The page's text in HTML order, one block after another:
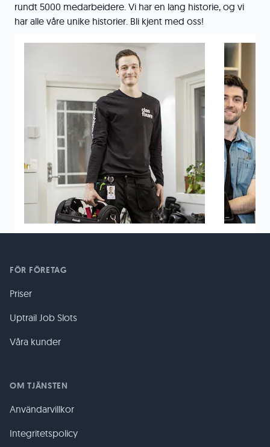
rundt 5000 medarbeidere. Vi har en lang historie, og vi
har alle våre unike historier. Bli kjent med oss!
FÖR FÖRETAG
Priser
Uptrail Job Slots
Våra kunder
OM TJÄNSTEN
Användarvillkor
Integritetspolicy